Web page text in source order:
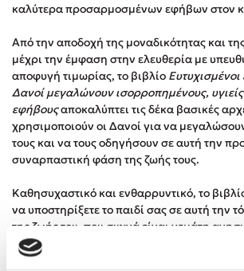
Lucinda Riley
Mimi Matthews
Benzamin Bécue
Rebecca Yarros
Teo Benedetti
Τζένη Κουτσοδημητροπούλου
Emily Henry
Cori Doerrfeld
Pierdomenico Baccalario
Δανάη Ιμπραχήμ
καλύτερα προσαρμοσμένων εφήβων στον
Από την αποδοχή της μοναδικότητας και
μέχρι την έμφαση στην ελευθερία με
αποφυγή τιμωρίας, το βιβλίο
Δανοί μεγαλώνουν ισορροπημένους, υγιείς
εφήβουςαποκαλύπτει τις δέκα βασικές
χρησιμοποιούν οι Δανοί για να
τους και να τους οδηγήσουν σε αυτή την
συναρπαστική φάση της ζωής τους.
Καθησυχαστικό και ενθαρρυντικό, το
να υποστηρίξετε το παιδί σας σε αυτή την
της ζωής του, που συχνά είναι γεμάτη
δείξει έναν δρόμο προς τα εμπρός, γεμάτο
διάθεση και απολαυστικές στιγμές.